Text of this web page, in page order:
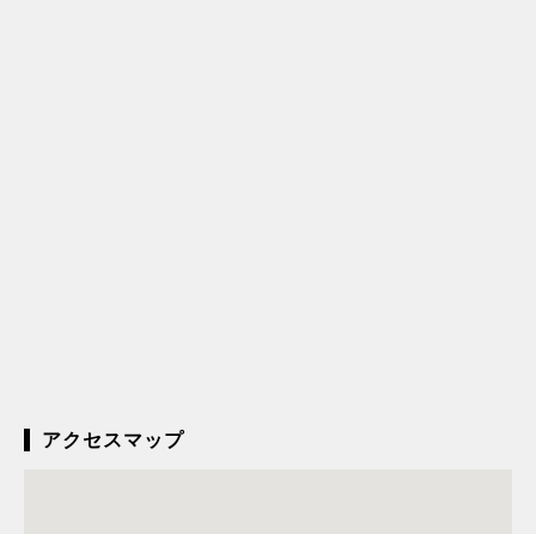
アクセスマップ